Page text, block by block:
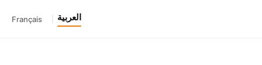
العربية Français